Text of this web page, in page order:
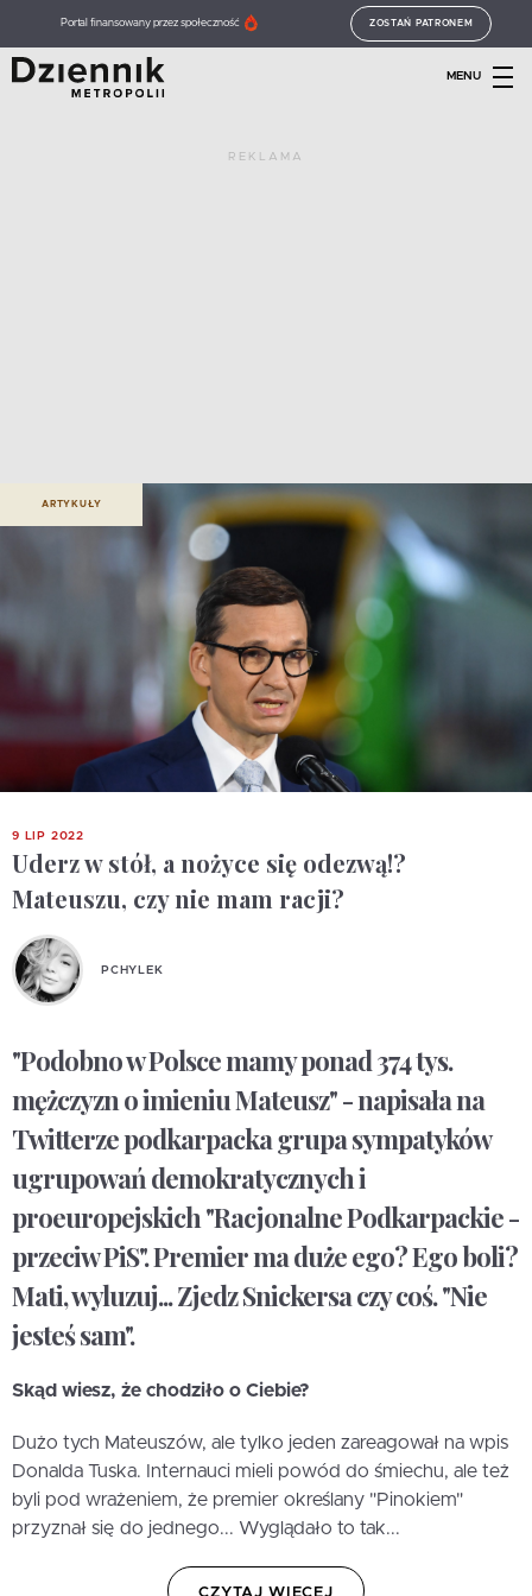
Portal finansowany przez społeczność ZOSTAŃ PATRONEM
MENU
REKLAMA
ARTYKUŁY
9 LIP 2022
Uderz w stół, a nożyce się odezwą!?
Mateuszu, czy nie mam racji?
PCHYLEK
"Podobno w Polsce mamy ponad 374 tys.
mężczyzn o imieniu Mateusz" - napisała na
Twitterze podkarpacka grupa sympatyków
ugrupowań demokratycznych i
proeuropejskich "Racjonalne Podkarpackie -
przeciw PiS". Premier ma duże ego? Ego boli?
Mati, wyluzuj... Zjedz Snickersa czy coś. "Nie
jesteś sam".
Skąd wiesz, że chodziło o Ciebie?
Dużo tych Mateuszów, ale tylko jeden zareagował na wpis
Donalda Tuska. Internauci mieli powód do śmiechu, ale też
byli pod wrażeniem, że premier określany "Pinokiem"
przyznał się do jednego... Wyglądało to tak...